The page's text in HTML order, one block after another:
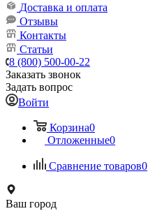
Доставка и оплата
Отзывы
Контакты
Статьи
8 (800) 500-00-22
Заказать звонок
Задать вопрос
Войти
Корзина0
Отложенные0
Сравнение товаров0
Ваш город